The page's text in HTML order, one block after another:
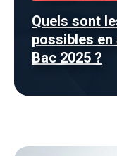
Quels sont
possibles
Bac 2025 ?